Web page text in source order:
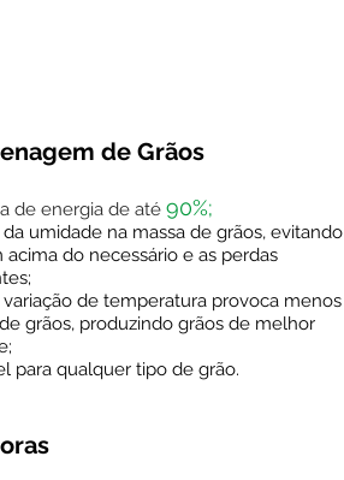
de Grãos
de energia de até 90%;
umidade na massa de grãos, evitando
acima do necessário e as perdas
de temperatura provoca menos
grãos, produzindo grãos de melhor
para qualquer tipo de grão.